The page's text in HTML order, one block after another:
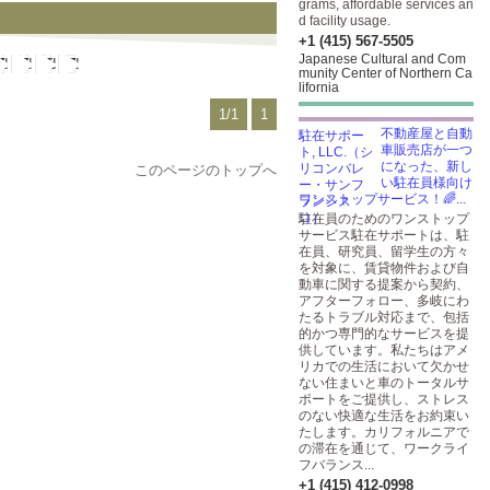
1/1 1
このページのトップへ
grams, affordable services an
d facility usage.
+1 (415) 567-5505
Japanese Cultural and Com
munity Center of Northern Ca
lifornia
不動産屋と自動
車販売店が一つ
になった、新し
い駐在員様向け
ワンストップサービス！🌈...
駐在員のためのワンストップ
サービス駐在サポートは、駐
在員、研究員、留学生の方々
を対象に、賃貸物件および自
動車に関する提案から契約、
アフターフォロー、多岐にわ
たるトラブル対応まで、包括
的かつ専門的なサービスを提
供しています。私たちはアメ
リカでの生活において欠かせ
ない住まいと車のトータルサ
ポートをご提供し、ストレス
のない快適な生活をお約束い
たします。カリフォルニアで
の滞在を通じて、ワークライ
フバランス...
+1 (415) 412-0998